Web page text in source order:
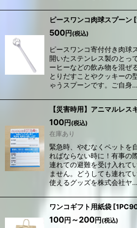
ピースワンコ肉球スプーン [
500円 (税込)
ピースワンコ寄付付き肉球
開いたステンレス製のとっ
ーヒーなどの飲み物を混ぜ
とりだすことやクッキーの
ゃうスプーンです。ご自身…
【災害時用】アニマルレス
100円 (税込)
在庫あり
緊急時、やむなくペットを
ればならない時に！有事の
連れての避難を受け入れて
ません。どうしても連れて
使えるグッズを株式会社ヤ…
ワンコギフト用紙袋 [
100円 ～200円 (税込)